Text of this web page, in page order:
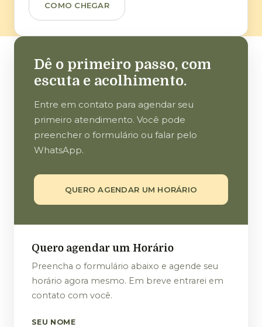
COMO CHEGAR
Dê o primeiro passo, com
escuta e acolhimento.
Entre em contato para agendar seu
primeiro atendimento. Você pode
preencher o formulário ou falar pelo
WhatsApp.
QUERO AGENDAR UM HORÁRIO
Quero agendar um Horário
Preencha o formulário abaixo e agende seu
horário agora mesmo. Em breve entrarei em
contato com você.
SEU NOME